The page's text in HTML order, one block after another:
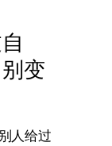
变
人给过